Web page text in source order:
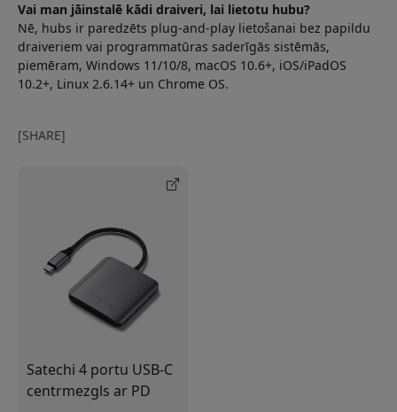
Vai man jāinstalē kādi draiveri, lai lietotu hubu?
Nē, hubs ir paredzēts plug-and-play lietošanai bez papildu
draiveriem vai programmatūras saderīgās sistēmās,
piemēram, Windows 11/10/8, macOS 10.6+, iOS/iPadOS
10.2+, Linux 2.6.14+ un Chrome OS.
[SHARE]
Satechi 4 portu USB-C
centrmezgls ar PD